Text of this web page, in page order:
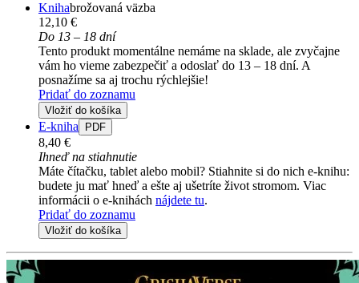
Knihabrožovaná väzba
12,10 €
Do 13 – 18 dní
Tento produkt momentálne nemáme na sklade, ale zvyčajne
vám ho vieme zabezpečiť a odoslať do 13 – 18 dní. A
posnažíme sa aj trochu rýchlejšie!
Pridať do zoznamu
Vložiť do košíka
E-kniha PDF
8,40 €
Ihneď na stiahnutie
Máte čítačku, tablet alebo mobil? Stiahnite si do nich e-knihu:
budete ju mať hneď a ešte aj ušetríte život stromom. Viac
informácii o e-knihách nájdete tu.
Pridať do zoznamu
Vložiť do košíka